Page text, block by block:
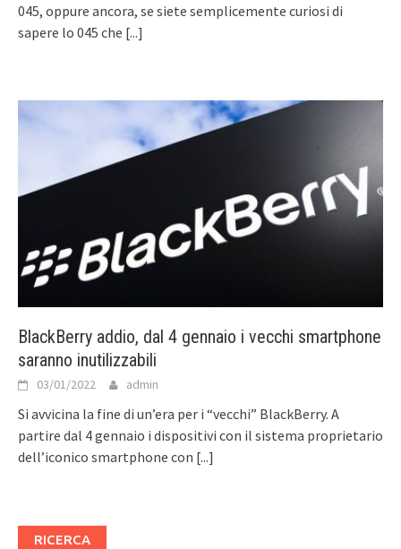
045, oppure ancora, se siete semplicemente curiosi di
sapere lo 045 che [...]
BlackBerry addio, dal 4 gennaio i vecchi smartphone
saranno inutilizzabili
03/01/2022 admin
Si avvicina la fine di un’era per i “vecchi” BlackBerry. A
partire dal 4 gennaio i dispositivi con il sistema proprietario
dell’iconico smartphone con [...]
RICERCA